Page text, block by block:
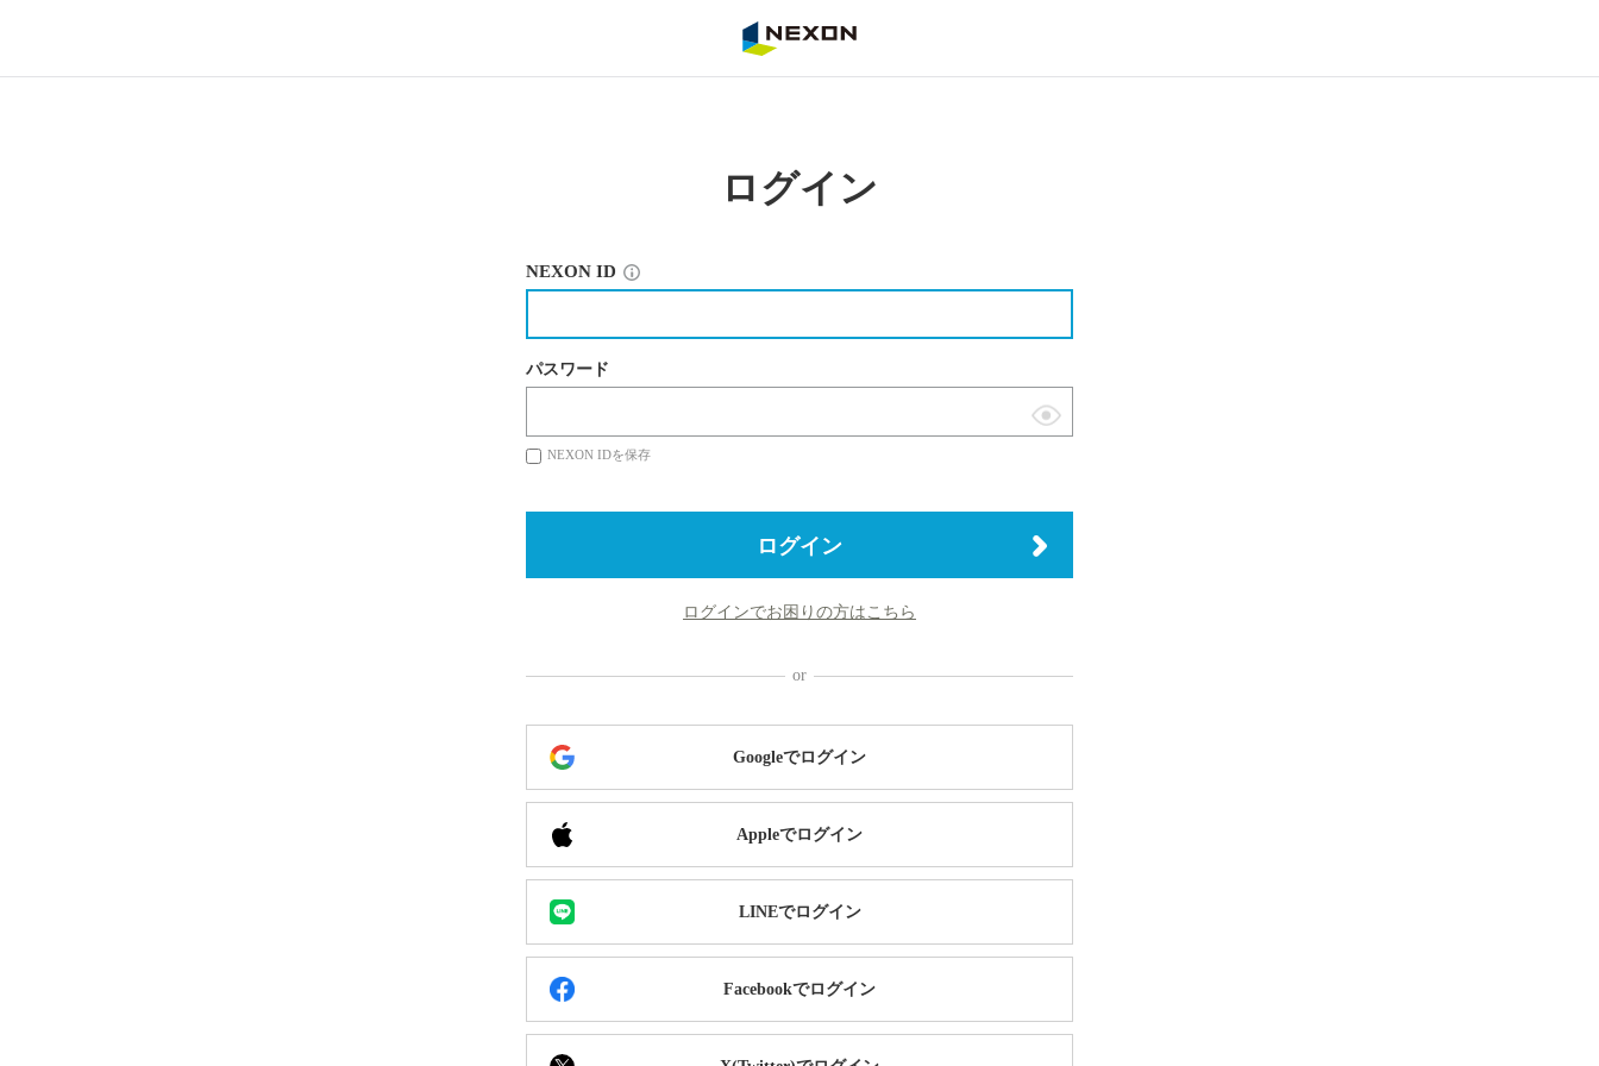
ログイン
NEXON ID
パスワード
表
替
NEXON IDを保存
ログイン
ログインでお困りの方はこちら
Googleでログイン
Appleでログイン
LINEでログイン
Facebookでログイン